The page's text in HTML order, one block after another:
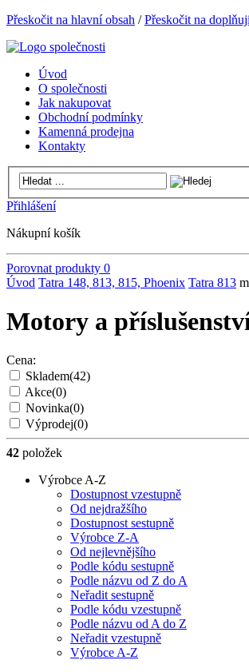
Přeskočit na hlavní obsah /Přeskočit na
Úvod
O společnosti
Jak nakupovat
Obchodní podmínky
Kamenná prodejna
Kontakty
Přihlášení
Nákupní košík
Porovnat produkty 0
Úvod Tatra 148, 813, 815, Phoenix Tatra 813
Motory a
Cena:
Skladem(42)
Akce(0)
Novinka(0)
Výprodej(0)
42 položek
Výrobce A-Z
Dostupnost vzestupně
Od nejdražšího
Dostupnost sestupně
Výrobce Z-A
Od nejlevnějšího
Podle kódu sestupně
Podle názvu od Z do A
Neřadit sestupně
Podle kódu vzestupně
Podle názvu od A do Z
Neřadit vzestupně
Výrobce A-Z